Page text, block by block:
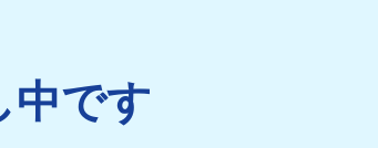
中です